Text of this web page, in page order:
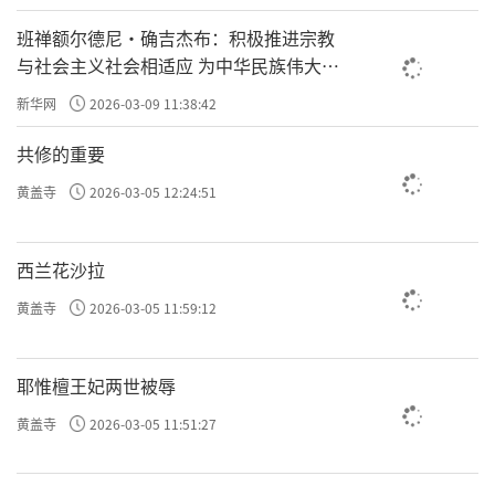
班禅额尔德尼·确吉杰布：积极推进宗教
与社会主义社会相适应 为中华民族伟大复
兴贡献力量
新华网 2026-03-09 11:38:42
共修的重要
黄盖寺 2026-03-05 12:24:51
西兰花沙拉
黄盖寺 2026-03-05 11:59:12
耶惟檀王妃两世被辱
黄盖寺 2026-03-05 11:51:27